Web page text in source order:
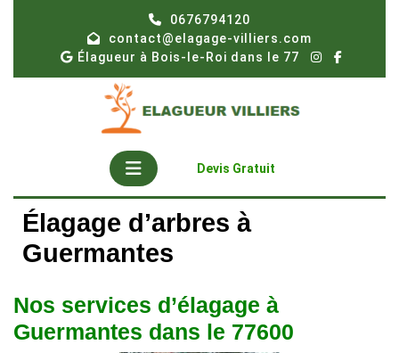
0676794120
contact@elagage-villiers.com
Élagueur à Bois-le-Roi dans le 77
Open
Button
Devis Gratuit
Élagage d’arbres à
Guermantes
Nos services d’élagage à
Guermantes dans le 77600